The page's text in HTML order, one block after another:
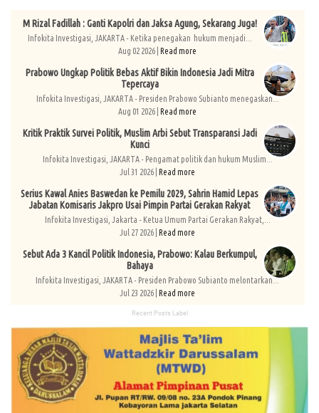
M Rizal Fadillah : Ganti Kapolri dan Jaksa Agung, Sekarang Juga!
Infokita Investigasi, JAKARTA - Ketika penegakan hukum menjadi...
Aug 02 2026 | Read more
Prabowo Ungkap Politik Bebas Aktif Bikin Indonesia Jadi Mitra
Tepercaya
Infokita Investigasi, JAKARTA - Presiden Prabowo Subianto menegaskan...
Aug 01 2026 | Read more
Kritik Praktik Survei Politik, Muslim Arbi Sebut Transparansi Jadi
Kunci
Infokita Investigasi, JAKARTA - Pengamat politik dan hukum Muslim...
Jul 31 2026 | Read more
Serius Kawal Anies Baswedan ke Pemilu 2029, Sahrin Hamid Lepas
Jabatan Komisaris Jakpro Usai Pimpin Partai Gerakan Rakyat
Infokita Investigasi, Jakarta - Ketua Umum Partai Gerakan Rakyat,...
Jul 27 2026 | Read more
Sebut Ada 3 Kancil Politik Indonesia, Prabowo: Kalau Berkumpul,
Bahaya
Infokita Investigasi, JAKARTA - Presiden Prabowo Subianto melontarkan...
Jul 23 2026 | Read more
Recent Posts Label